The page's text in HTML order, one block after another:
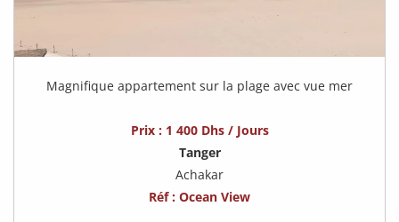
Magnifique appartement sur la plage avec vue mer
Prix : 1 400 Dhs / Jours
Tanger
Achakar
Réf : Ocean View